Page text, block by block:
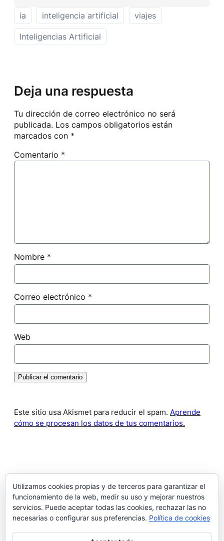
ia inteligencia artificial viajes
Inteligencias Artificial
Deja una respuesta
Tu dirección de correo electrónico no será
publicada. Los campos obligatorios están
marcados con *
Comentario *
Nombre *
Correo electrónico *
Web
Este sitio usa Akismet para reducir el spam. Aprende
cómo se procesan los datos de tus comentarios.
Ver mi IP
Utilizamos cookies propias y de terceros para garantizar el
funcionamiento de la web, medir su uso y mejorar nuestros
servicios. Puede aceptar todas las cookies, rechazar las no
necesarias o configurar sus preferencias. Política de cookies